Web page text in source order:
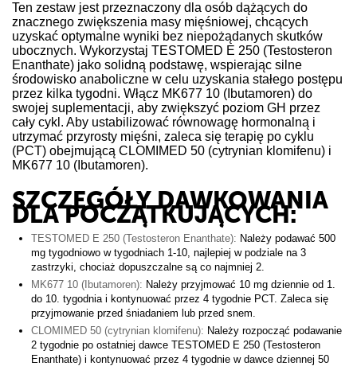
Ten zestaw jest przeznaczony dla osób dążących do
znacznego zwiększenia masy mięśniowej, chcących
uzyskać optymalne wyniki bez niepożądanych skutków
ubocznych. Wykorzystaj TESTOMED E 250 (Testosteron
Enanthate) jako solidną podstawę, wspierając silne
środowisko anaboliczne w celu uzyskania stałego postępu
przez kilka tygodni. Włącz MK677 10 (Ibutamoren) do
swojej suplementacji, aby zwiększyć poziom GH przez
cały cykl. Aby ustabilizować równowagę hormonalną i
utrzymać przyrosty mięśni, zaleca się terapię po cyklu
(PCT) obejmującą CLOMIMED 50 (cytrynian klomifenu) i
MK677 10 (Ibutamoren).
SZCZEGÓŁY DAWKOWANIA
DLA POCZĄTKUJĄCYCH:
TESTOMED E 250 (Testosteron Enanthate): Należy podawać 500
mg tygodniowo w tygodniach 1-10, najlepiej w podziale na 3
zastrzyki, chociaż dopuszczalne są co najmniej 2.
MK677 10 (Ibutamoren): Należy przyjmować 10 mg dziennie od 1.
do 10. tygodnia i kontynuować przez 4 tygodnie PCT. Zaleca się
przyjmowanie przed śniadaniem lub przed snem.
CLOMIMED 50 (cytrynian klomifenu): Należy rozpocząć podawanie
2 tygodnie po ostatniej dawce TESTOMED E 250 (Testosteron
Enanthate) i kontynuować przez 4 tygodnie w dawce dziennej 50